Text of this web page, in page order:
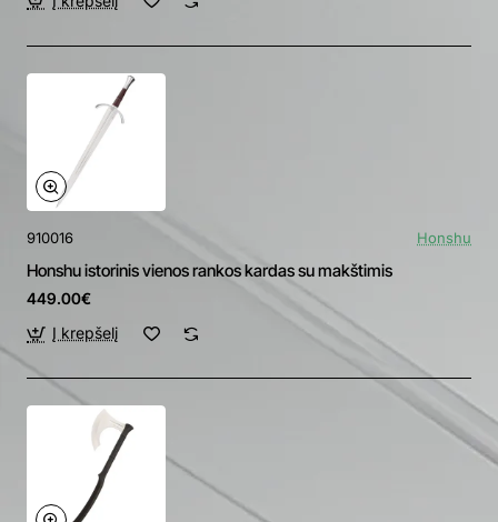
910016 Honshu
Honshu istorinis vienos rankos kardas su makštimis
449.00€
Į krepšelį